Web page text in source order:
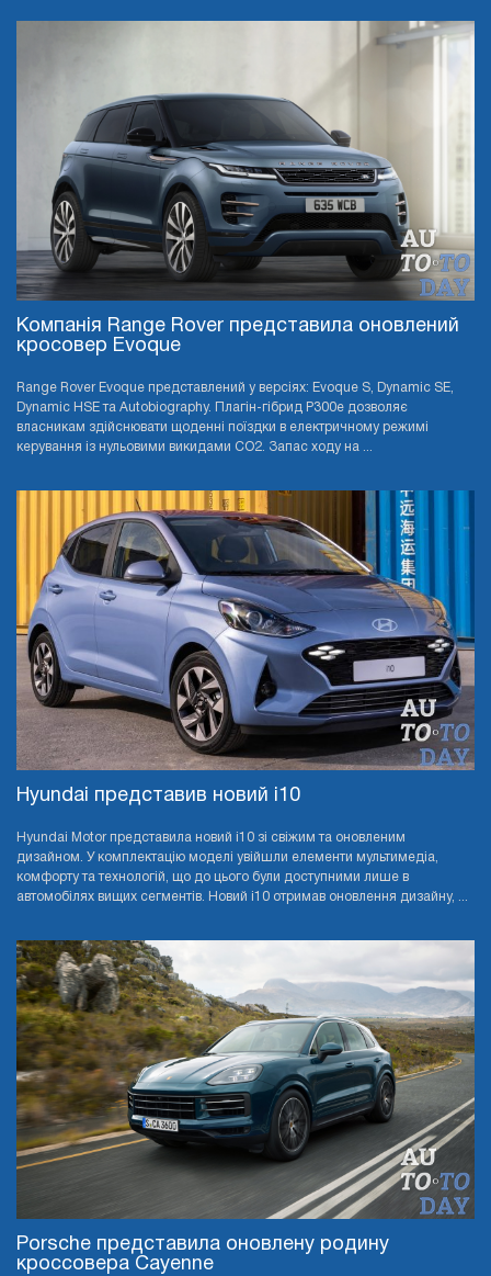
Компанія Range Rover представила оновлений
кросовер Evoque
Range Rover Evoque представлений у версіях: Evoque S, Dynamic SE,
Dynamic HSE та Autobiography. Плагін-гібрид P300e дозволяє
власникам здійснювати щоденні поїздки в електричному режимі
керування із нульовими викидами CO2. Запас ходу на ...
Hyundai представив новий i10
Hyundai Motor представила новий i10 зі свіжим та оновленим
дизайном. У комплектацію моделі увійшли елементи мультимедіа,
комфорту та технологій, що до цього були доступними лише в
автомобілях вищих сегментів. Новий i10 отримав оновлення дизайну, ...
Porsche представила оновлену родину
кроссовера Cayenne